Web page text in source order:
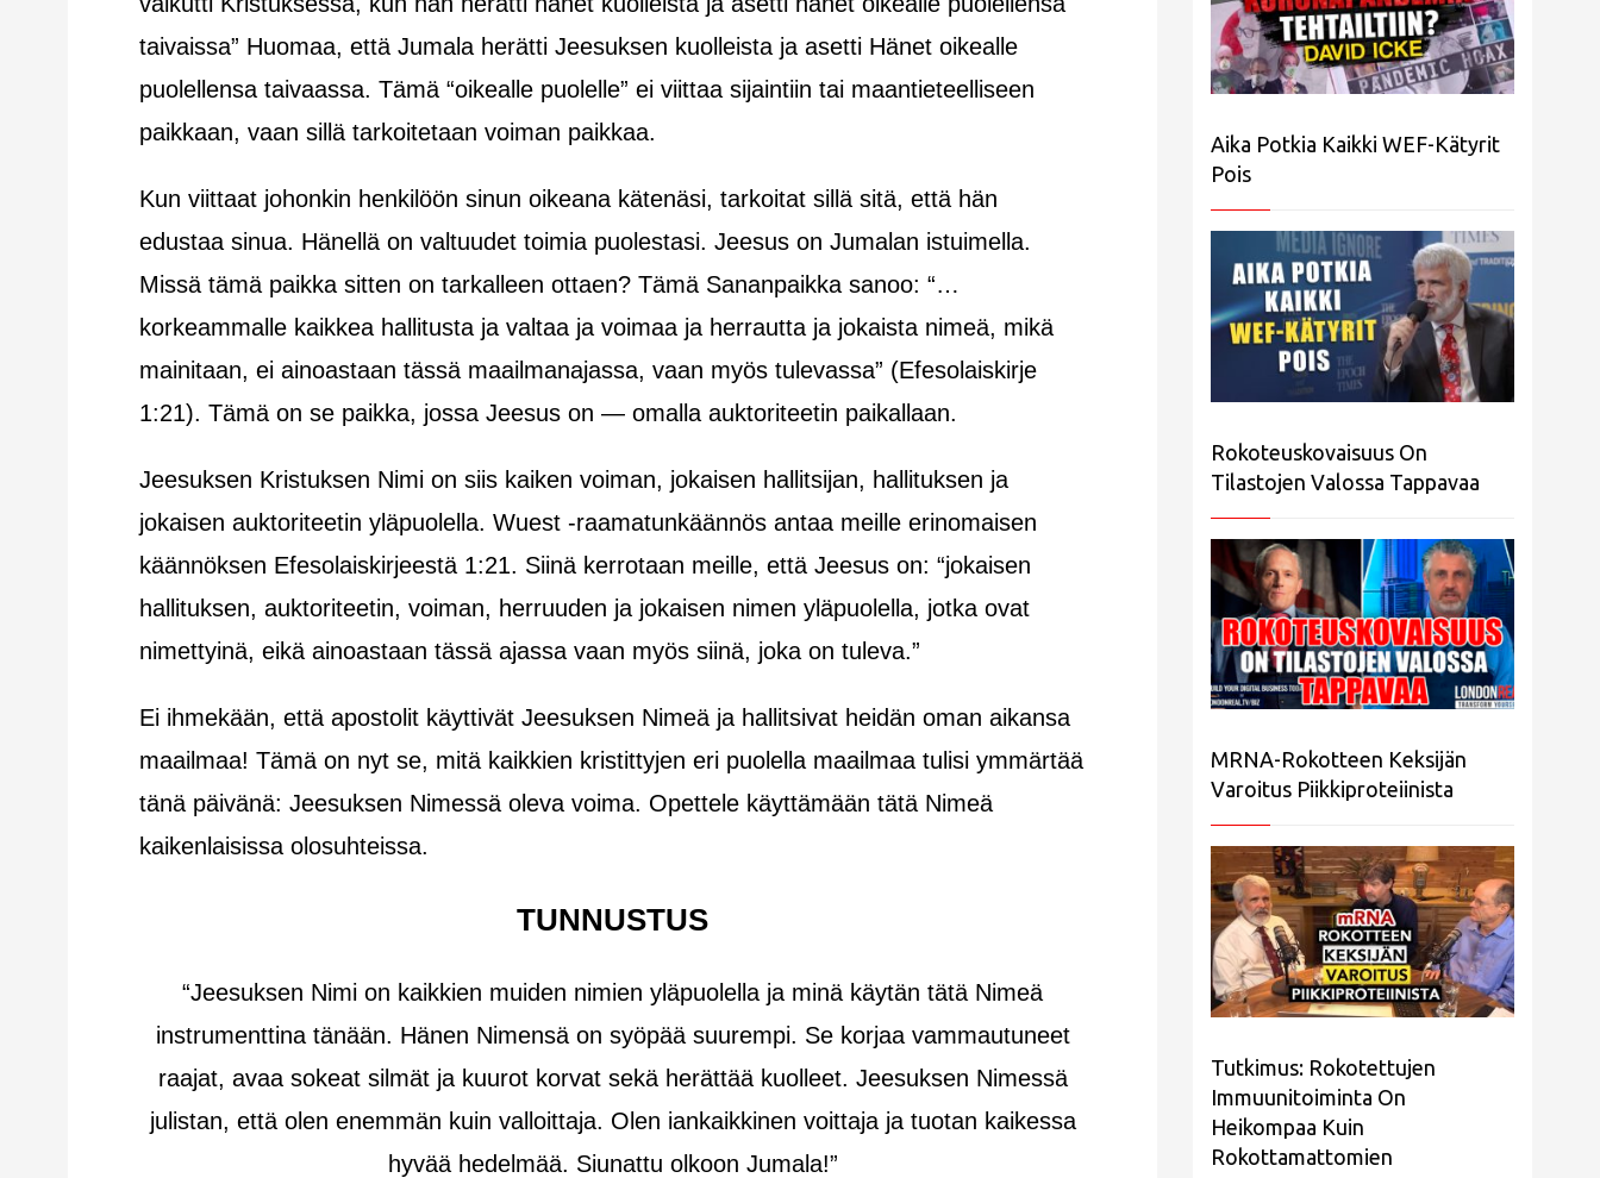
taivaissa” Huomaa, että Jumala herätti Jeesuksen kuolleista ja asetti Hänet oikealle
puolellensa taivaassa. Tämä “oikealle puolelle” ei viittaa sijaintiin tai maantieteelliseen
paikkaan, vaan sillä tarkoitetaan voiman paikkaa.
Kun viittaat johonkin henkilöön sinun oikeana kätenäsi, tarkoitat sillä sitä, että hän
edustaa sinua. Hänellä on valtuudet toimia puolestasi. Jeesus on Jumalan istuimella.
Missä tämä paikka sitten on tarkalleen ottaen? Tämä Sananpaikka sanoo: “…
korkeammalle kaikkea hallitusta ja valtaa ja voimaa ja herrautta ja jokaista nimeä, mikä
mainitaan, ei ainoastaan tässä maailmanajassa, vaan myös tulevassa” (Efesolaiskirje
1:21). Tämä on se paikka, jossa Jeesus on — omalla auktoriteetin paikallaan.
Jeesuksen Kristuksen Nimi on siis kaiken voiman, jokaisen hallitsijan, hallituksen ja
jokaisen auktoriteetin yläpuolella. Wuest -raamatunkäännös antaa meille erinomaisen
käännöksen Efesolaiskirjeestä 1:21. Siinä kerrotaan meille, että Jeesus on: “jokaisen
hallituksen, auktoriteetin, voiman, herruuden ja jokaisen nimen yläpuolella, jotka ovat
nimettyinä, eikä ainoastaan tässä ajassa vaan myös siinä, joka on tuleva.”
Ei ihmekään, että apostolit käyttivät Jeesuksen Nimeä ja hallitsivat heidän oman aikansa
maailmaa! Tämä on nyt se, mitä kaikkien kristittyjen eri puolella maailmaa tulisi ymmärtää
tänä päivänä: Jeesuksen Nimessä oleva voima. Opettele käyttämään tätä Nimeä
kaikenlaisissa olosuhteissa.
TUNNUSTUS
“Jeesuksen Nimi on kaikkien muiden nimien yläpuolella ja minä käytän tätä Nimeä
instrumenttina tänään. Hänen Nimensä on syöpää suurempi. Se korjaa vammautuneet
raajat, avaa sokeat silmät ja kuurot korvat sekä herättää kuolleet. Jeesuksen Nimessä
julistan, että olen enemmän kuin valloittaja. Olen iankaikkinen voittaja ja tuotan kaikessa
hyvää hedelmää. Siunattu olkoon Jumala!”
Aika Potkia Kaikki WEF-Kätyrit
Pois
Rokoteuskovaisuus On
Tilastojen Valossa Tappavaa
MRNA-Rokotteen Keksijän
Varoitus Piikkiproteiinista
Tutkimus: Rokotettujen
Immuunitoiminta On
Heikompaa Kuin
Rokottamattomien